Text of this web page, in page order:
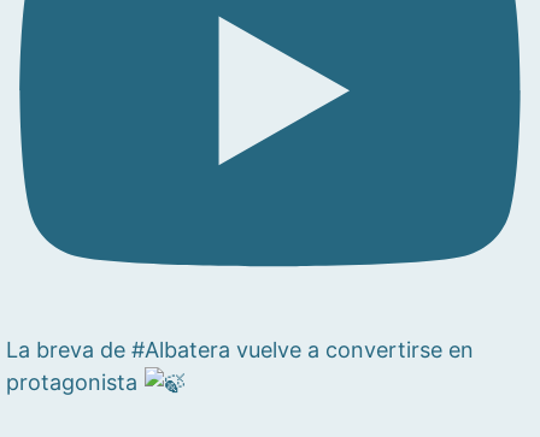
La breva de #Albatera vuelve a convertirse en
protagonista